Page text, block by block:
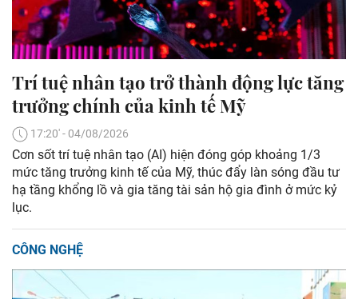
Trí tuệ nhân tạo trở thành động lực tăng
trưởng chính của kinh tế Mỹ
17:20' - 04/08/2026
Cơn sốt trí tuệ nhân tạo (AI) hiện đóng góp khoảng 1/3
mức tăng trưởng kinh tế của Mỹ, thúc đẩy làn sóng đầu tư
hạ tầng khổng lồ và gia tăng tài sản hộ gia đình ở mức kỷ
lục.
CÔNG NGHỆ